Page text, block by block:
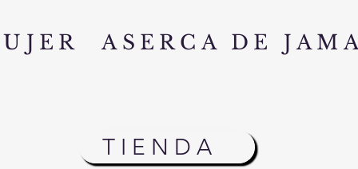
ASERCA DE
TIENDA